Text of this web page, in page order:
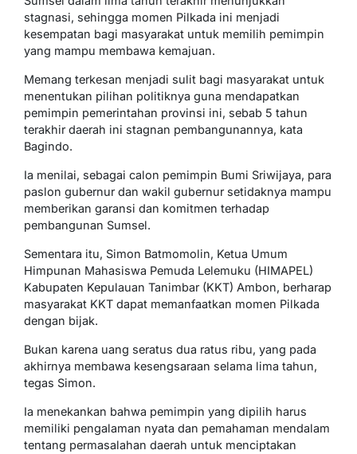
stagnasi, sehingga momen Pilkada ini menjadi
kesempatan bagi masyarakat untuk memilih pemimpin
yang mampu membawa kemajuan.
Memang terkesan menjadi sulit bagi masyarakat untuk
menentukan pilihan politiknya guna mendapatkan
pemimpin pemerintahan provinsi ini, sebab 5 tahun
terakhir daerah ini stagnan pembangunannya, kata
Bagindo.
Ia menilai, sebagai calon pemimpin Bumi Sriwijaya, para
paslon gubernur dan wakil gubernur setidaknya mampu
memberikan garansi dan komitmen terhadap
pembangunan Sumsel.
Sementara itu, Simon Batmomolin, Ketua Umum
Himpunan Mahasiswa Pemuda Lelemuku (HIMAPEL)
Kabupaten Kepulauan Tanimbar (KKT) Ambon, berharap
masyarakat KKT dapat memanfaatkan momen Pilkada
dengan bijak.
Bukan karena uang seratus dua ratus ribu, yang pada
akhirnya membawa kesengsaraan selama lima tahun,
tegas Simon.
Ia menekankan bahwa pemimpin yang dipilih harus
memiliki pengalaman nyata dan pemahaman mendalam
tentang permasalahan daerah untuk menciptakan